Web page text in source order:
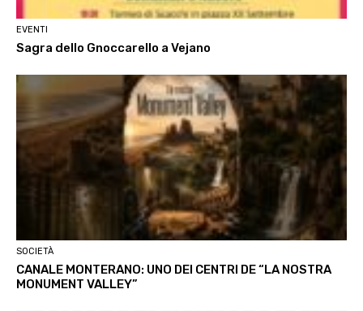
EVENTI
Sagra dello Gnoccarello a Vejano
SOCIETÀ
CANALE MONTERANO: UNO DEI CENTRI DE “LA NOSTRA
MONUMENT VALLEY”